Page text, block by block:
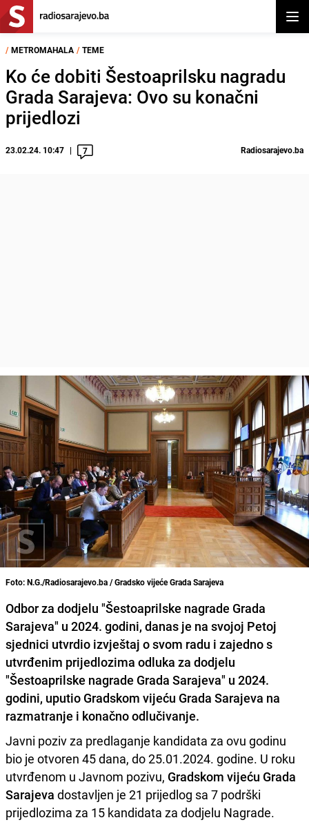
/ METROMAHALA / TEME
Ko će dobiti Šestoaprilsku nagradu
Grada Sarajeva: Ovo su konačni
prijedlozi
23.02.24. 10:47 7 Radiosarajevo.ba
Foto: N.G./Radiosarajevo.ba / Gradsko vijeće Grada Sarajeva
Odbor za dodjelu "Šestoaprilske nagrade Grada
Sarajeva" u 2024. godini, danas je na svojoj Petoj
sjednici utvrdio izvještaj o svom radu i zajedno s
utvrđenim prijedlozima odluka za dodjelu
"Šestoaprilske nagrade Grada Sarajeva" u 2024.
godini, uputio Gradskom vijeću Grada Sarajeva na
razmatranje i konačno odlučivanje.
Javni poziv za predlaganje kandidata za ovu godinu
bio je otvoren 45 dana, do 25.01.2024. godine. U roku
utvrđenom u Javnom pozivu, Gradskom vijeću Grada
Sarajeva dostavljen je 21 prijedlog sa 7 podrški
prijedlozima za 15 kandidata za dodjelu Nagrade.